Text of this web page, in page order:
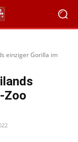
einziger Gorilla im
Zoo